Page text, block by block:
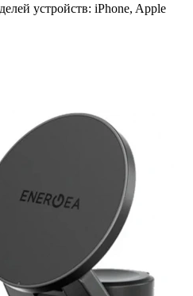
устройств: iPhone, Apple